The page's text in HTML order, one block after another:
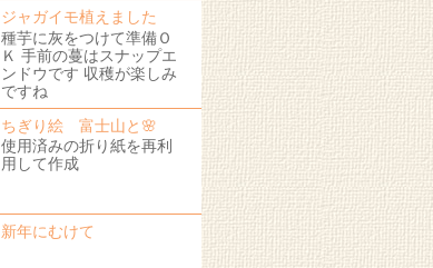
ジャガイモ植えました
種芋に灰をつけて準備Ｏ
Ｋ 手前の蔓はスナップエ
ンドウです 収穫が楽しみ
ですね
ちぎり絵 富士山と🌸
使用済みの折り紙を再利
用して作成
新年にむけて